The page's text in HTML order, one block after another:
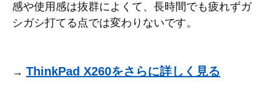
感や使用感は抜群によくて、長時間でも疲れずガ
シガシ打てる点では変わりないです。
→ ThinkPad X260をさらに詳しく見る